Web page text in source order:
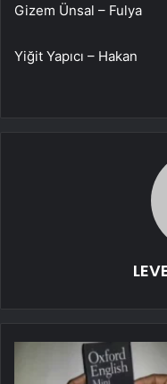
Gizem Ünsal – Fulya
Yiğit Yapıcı – Hakan